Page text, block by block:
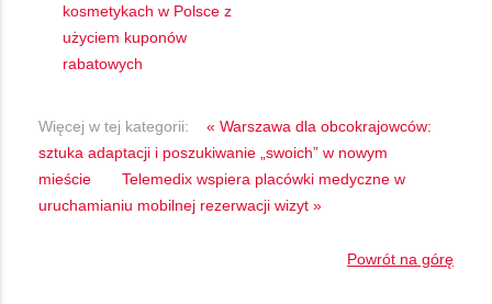
kosmetykach w Polsce z
użyciem kuponów
rabatowych
Więcej w tej kategorii:
« Warszawa dla obcokrajowców:
sztuka adaptacji i poszukiwanie „swoich” w nowym
mieście
Telemedix wspiera placówki medyczne w
uruchamianiu mobilnej rezerwacji wizyt »
Powrót na górę